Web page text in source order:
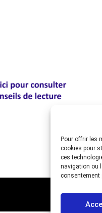
Pour offrir les
cookies pour
ces
navigation ou
consentement